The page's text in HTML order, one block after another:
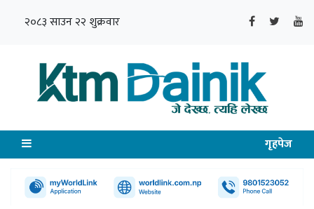
२०८३ साउन २२ शुक्रवार
गृहपेज